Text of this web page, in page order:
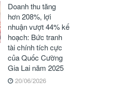
Doanh thu tăng
hơn 208%, lợi
nhuận vượt 44% kế
hoạch: Bức tranh
tài chính tích cực
của Quốc Cường
Gia Lai năm 2025
20/06/2026